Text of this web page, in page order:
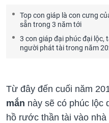
Top con giáp là con cưng
sẵn trong 3 năm tới
3 con giáp đại phúc đại lộc,
người phát tài trong năm
Từ đây đến cuối năm
mắn này sẽ có phúc lộc
hồ rước thần tài vào